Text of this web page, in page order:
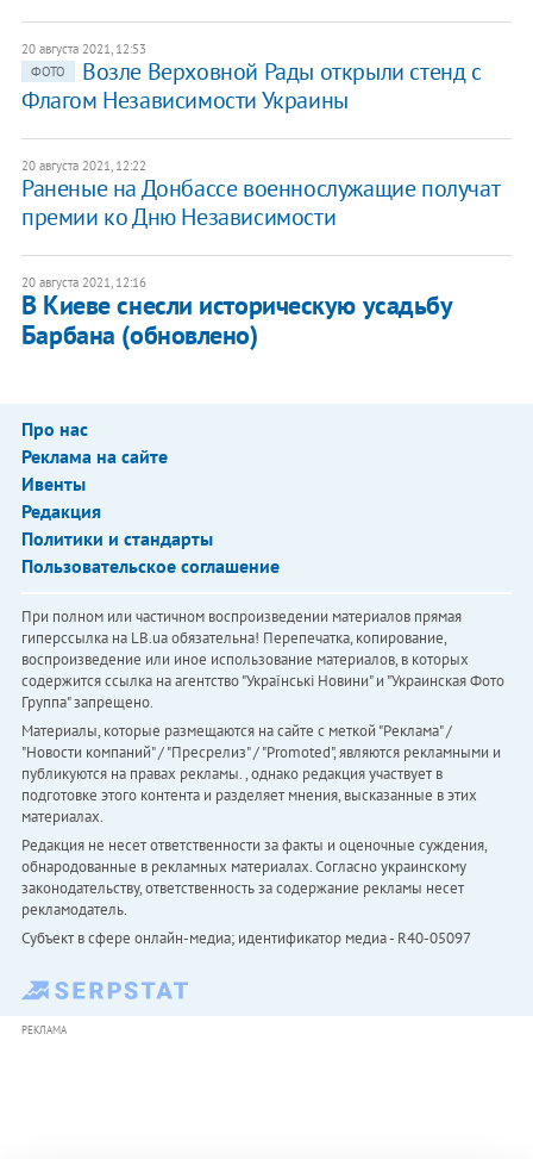
20 августа 2021, 12:53
ФОТО
Возле Верховной Рады открыли стенд с
Флагом Независимости Украины
20 августа 2021, 12:22
Раненые на Донбассе военнослужащие получат
премии ко Дню Независимости
20 августа 2021, 12:16
В Киеве снесли историческую усадьбу
Барбана (обновлено)
Про нас
Реклама на сайте
Ивенты
Редакция
Политики и стандарты
Пользовательское соглашение
При полном или частичном воспроизведении материалов прямая
гиперссылка на LB.ua обязательна! Перепечатка, копирование,
воспроизведение или иное использование материалов, в которых
содержится ссылка на агентство "Українськi Новини" и "Украинская Фото
Группа" запрещено.
Материалы, которые размещаются на сайте с меткой "Реклама" /
"Новости компаний" / "Пресрелиз" / "Promoted", являются рекламными и
публикуются на правах рекламы. , однако редакция участвует в
подготовке этого контента и разделяет мнения, высказанные в этих
материалах.
Редакция не несет ответственности за факты и оценочные суждения,
обнародованные в рекламных материалах. Согласно украинскому
законодательству, ответственность за содержание рекламы несет
рекламодатель.
Субъект в сфере онлайн-медиа; идентификатор медиа - R40-05097
РЕКЛАМА